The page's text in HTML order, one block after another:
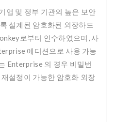
및 정부 기관의 높은 보안
설계된 암호화된 외장하드
로부터 인수하였으며, 사
에디션으로 사용 가능
Enterprise 의 경우 비밀번
설정이 가능한 암호화 외장